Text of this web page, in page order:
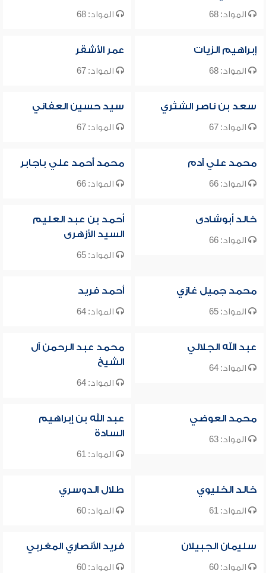
المواد: 68 المواد: 68
إبراهيم الزيات
المواد: 68
عمر الأشقر
المواد: 67
سعد بن ناصر الشثري
المواد: 67
سيد حسين العفاني
المواد: 67
محمد علي آدم
المواد: 66
محمد أحمد علي باجابر
المواد: 66
خالد أبوشادى
المواد: 66
أحمد بن عبد العليم
السيد الأزهرى
المواد: 65
محمد جميل غازي
المواد: 65
أحمد فريد
المواد: 64
عبد الله الجلالي
المواد: 64
محمد عبد الرحمن آل
الشيخ
المواد: 64
محمد العوضي
المواد: 63
عبد الله بن إبراهيم
السادة
المواد: 61
خالد الخليوي
المواد: 61
طلال الدوسري
المواد: 60
سليمان الجبيلان
المواد: 60
فريد الأنصاري المغربي
المواد: 60